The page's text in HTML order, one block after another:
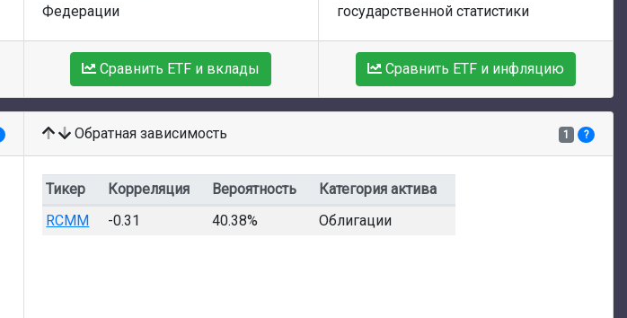
Федерации
Сравнить ETF и вклады
государственной статистики
Сравнить ETF и инфляцию
Обратная зависимость 1 ?
Тикер Корреляция Вероятность
Категория актива
RCMM
-0.31 40.38% Облигации